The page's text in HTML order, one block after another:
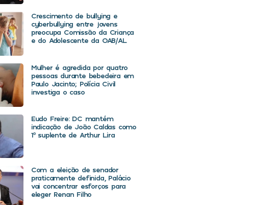
Crescimento de bullying e
cyberbullying entre jovens
preocupa Comissão da Criança
e do Adolescente da OAB/AL
Mulher é agredida por quatro
pessoas durante bebedeira em
Paulo Jacinto; Polícia Civil
investiga o caso
Eudo Freire: DC mantém
indicação de João Caldas como
1º suplente de Arthur Lira
Com a eleição de senador
praticamente definida, Palácio
vai concentrar esforços para
eleger Renan Filho